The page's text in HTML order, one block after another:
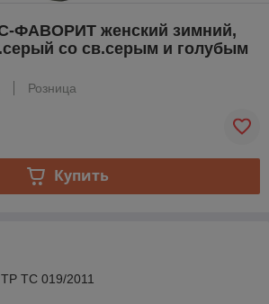
ФАВОРИТ женский зимний,
со св.серым и голубым
Розница
Купить
ТС 019/2011